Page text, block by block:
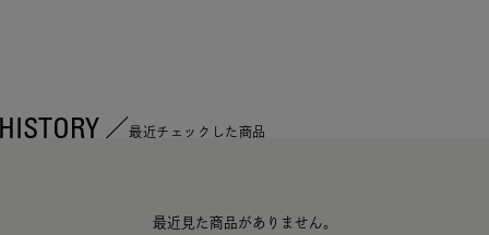
最近チェックした商品
最近見た商品がありません。